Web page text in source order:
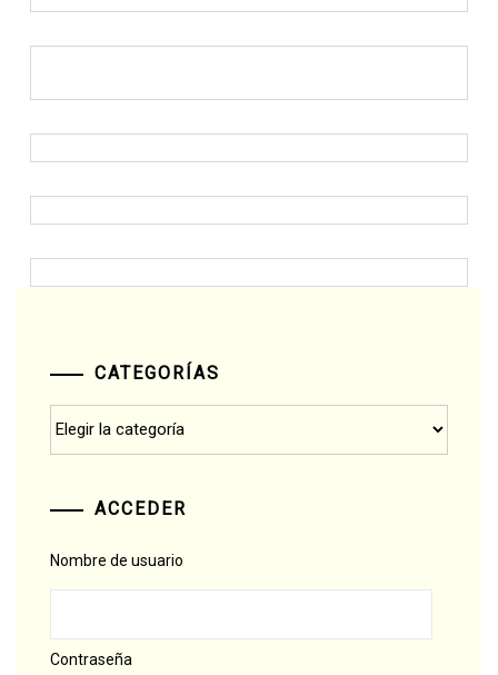
CATEGORÍAS
ACCEDER
Nombre de usuario
Contraseña